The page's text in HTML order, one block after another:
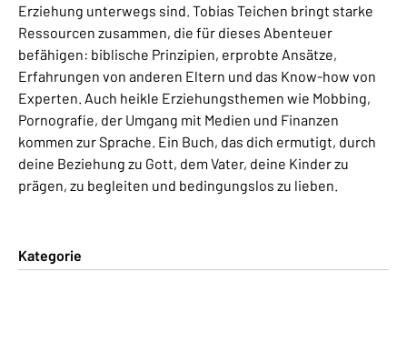
Erziehung unterwegs sind. Tobias Teichen bringt starke
Ressourcen zusammen, die für dieses Abenteuer
befähigen: biblische Prinzipien, erprobte Ansätze,
Erfahrungen von anderen Eltern und das Know-how von
Experten. Auch heikle Erziehungsthemen wie Mobbing,
Pornografie, der Umgang mit Medien und Finanzen
kommen zur Sprache. Ein Buch, das dich ermutigt, durch
deine Beziehung zu Gott, dem Vater, deine Kinder zu
prägen, zu begleiten und bedingungslos zu lieben.
Kategorie